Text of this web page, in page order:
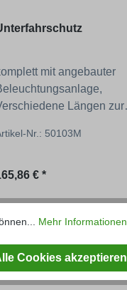
mit angebauter
Längen zur
Nr.: 50103M
Preis:
€ *
Mehr Informationen
Cookies akzeptieren